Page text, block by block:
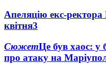
Апеляцію екс-
квітня3
СюжетЦе був хаос: у
про атаку на